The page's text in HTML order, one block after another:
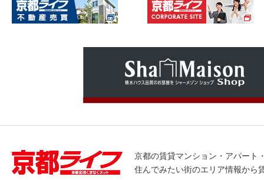
京都の賃貸マンション・アパート
住んでみたい街のエリア情報から